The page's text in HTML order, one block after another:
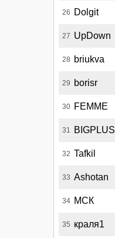
26 Dolgit
27 UpDown
28 briukva
29 borisr
30 FEMME
31 BIGPLUS
32 Tafkil
33 Ashotan
34 МСК
35 краля1